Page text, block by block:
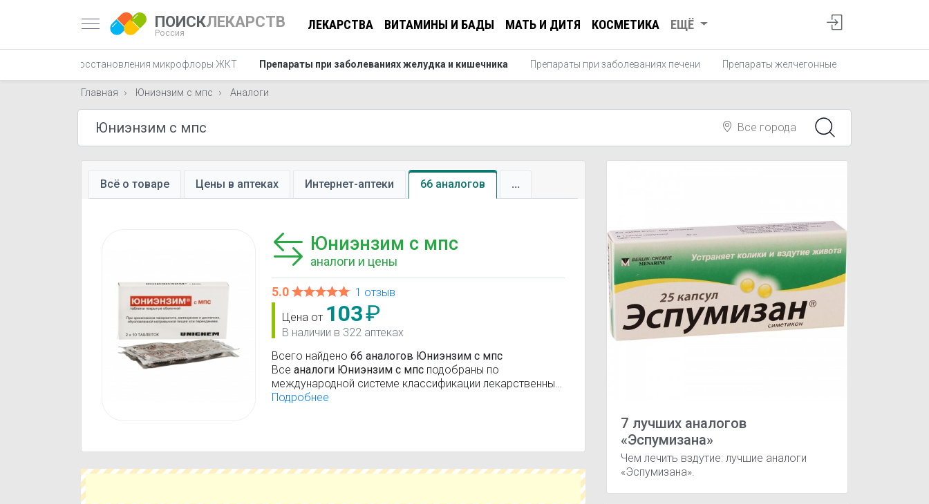
ПОИСКЛЕКАРСТВ
Россия
ЛЕКАРСТВА ВИТАМИНЫ И БАДЫ МАТЬ И ДИТЯ КОСМЕТИКА ЕЩЁ
Препараты для восстановления микрофлоры ЖКТ Препараты при заболеваниях желудка и кишечника Препараты при заболеваниях печени Препараты желчегонные
Главная Юниэнзим с мпс Аналоги
Все города
Всё о товаре Цены в аптеках Интернет-аптеки 66 аналогов ...
Юниэнзим с мпс
аналоги и цены
5.0
1 отзыв
Цена от 103₽
В наличии в 322 аптеках
Всего найдено 66 аналогов Юниэнзим с мпс
Все аналоги Юниэнзим с мпсподобраны по
международной системе классификации лекарственных
средств АТС (анатомо-терапевтическо-химическая
Подробнее
7 лучших аналогов
«Эспумизана»
Чем лечить вздутие: лучшие аналоги
«Эспумизана».